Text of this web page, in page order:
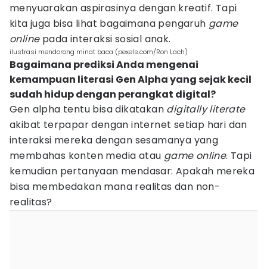
menyuarakan aspirasinya dengan kreatif. Tapi
kita juga bisa lihat bagaimana pengaruh game
onlinepada interaksi sosial anak.
ilustrasi mendorong minat baca (pexels.com/Ron Lach)
Bagaimana prediksi Anda mengenai
kemampuan literasi Gen Alpha yang sejak kecil
sudah hidup dengan perangkat digital?
Gen alpha tentu bisa dikatakan digitally literate
akibat terpapar dengan internet setiap hari dan
interaksi mereka dengan sesamanya yang
membahas konten media atau game online. Tapi
kemudian pertanyaan mendasar: Apakah mereka
bisa membedakan mana realitas dan non-
realitas?